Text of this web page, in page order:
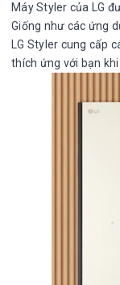
Máy Styler của LG
Giống như các ứng
LG Styler cung cấp
thích ứng với bạn